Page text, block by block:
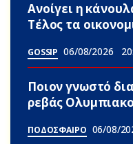
Ανοίγει η
Τέλος τα
GOSSIP 06/08/2026
Ποιον γνωστό
ρεβάς
ΠΟΔΟΣΦΑΙΡΟ 06/08/